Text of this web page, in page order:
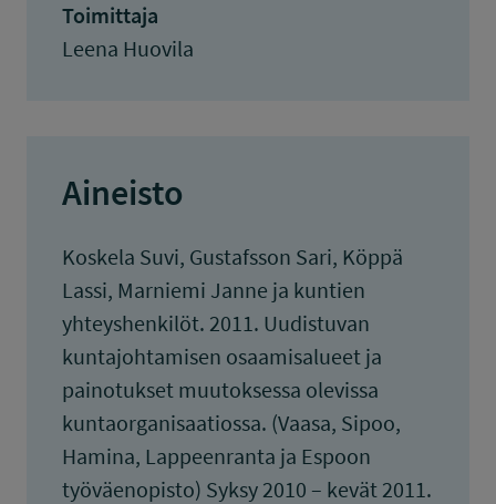
Toimittaja
Leena Huovila
Aineisto
Koskela Suvi, Gustafsson Sari, Köppä
Lassi, Marniemi Janne ja kuntien
yhteyshenkilöt. 2011. Uudistuvan
kuntajohtamisen osaamisalueet ja
painotukset muutoksessa olevissa
kuntaorganisaatiossa. (Vaasa, Sipoo,
Hamina, Lappeenranta ja Espoon
työväenopisto) Syksy 2010 – kevät 2011.